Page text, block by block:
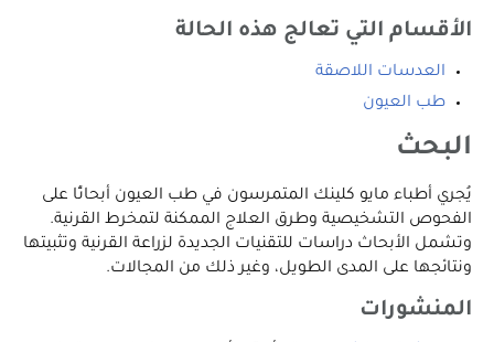
الأقسام التي تعالج هذه الحالة
العدسات اللاصقة
طب العيون
البحث
يُجري أطباء مايو كلينك المتمرسون في طب العيون أبحاثًا على
الفحوص التشخيصية وطرق العلاج الممكنة لتمخرط القرنية.
وتشمل الأبحاث دراسات للتقنيات الجديدة لزراعة القرنية وتثبيتها
ونتائجها على المدى الطويل، وغير ذلك من المجالات.
المنشورات